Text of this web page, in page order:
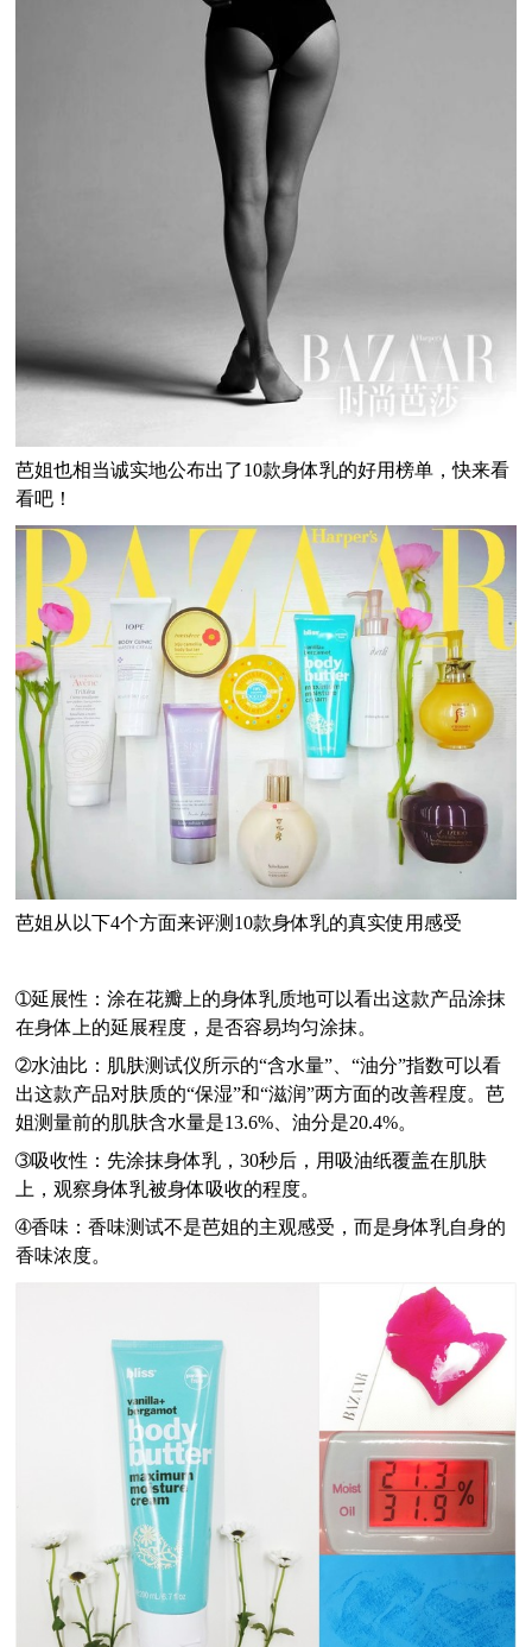
芭姐也相当诚实地公布出了10款身体乳的好用榜单，快来看
看吧！
芭姐从以下4个方面来评测10款身体乳的真实使用感受
➀延展性：涂在花瓣上的身体乳质地可以看出这款产品涂抹
在身体上的延展程度，是否容易均匀涂抹。
➁水油比：肌肤测试仪所示的“含水量”、“油分”指数可以看
出这款产品对肤质的“保湿”和“滋润”两方面的改善程度。芭
姐测量前的肌肤含水量是13.6%、油分是20.4%。
➂吸收性：先涂抹身体乳，30秒后，用吸油纸覆盖在肌肤
上，观察身体乳被身体吸收的程度。
➃香味：香味测试不是芭姐的主观感受，而是身体乳自身的
香味浓度。